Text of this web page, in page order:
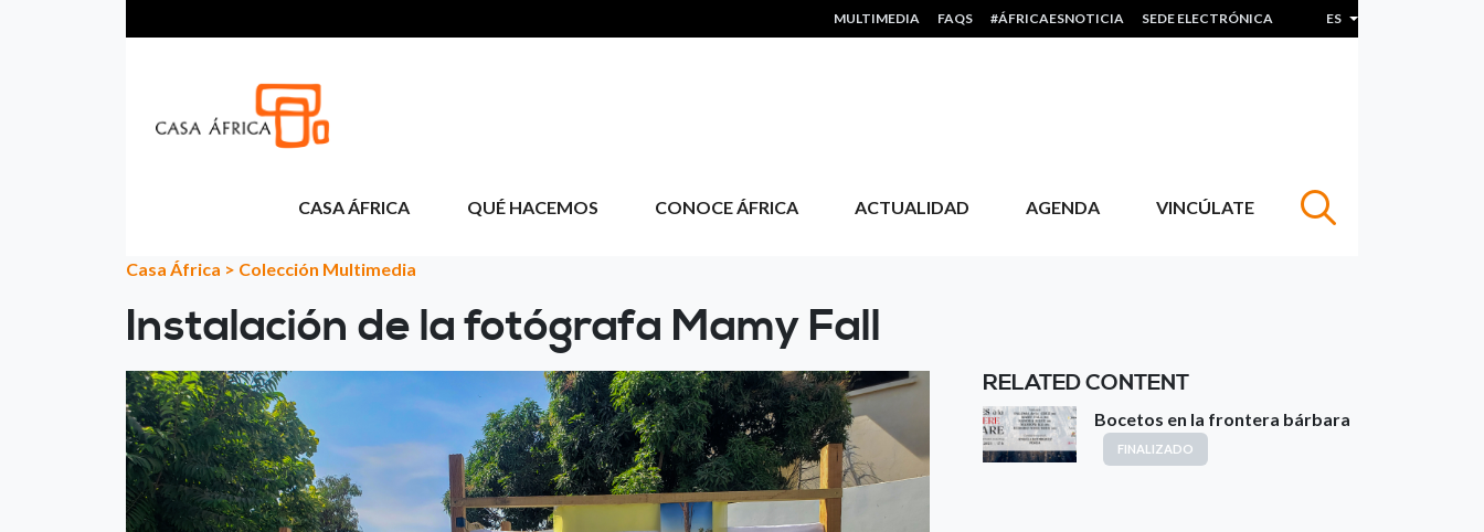
HEADER MENU
MULTIMEDIA FAQS #ÁFRICAESNOTICIA SEDE ELECTRÓNICA ES Lista adicional de
CASA ÁFRICA QUÉ HACEMOS CONOCE ÁFRICA ACTUALIDAD AGENDA VINCÚLATE
Casa África > Colección Multimedia
Instalación de la fotógrafa Mamy Fall
RELATED CONTENT
Bocetos en la frontera bárbara
FINALIZADO